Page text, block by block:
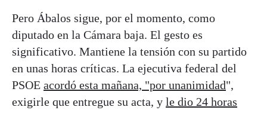
Pero Ábalos sigue, por el momento, como
diputado en la Cámara baja. El gesto es
significativo. Mantiene la tensión con su partido
en unas horas críticas. La ejecutiva federal del
PSOE acordó esta mañana, "por unanimidad",
exigirle que entregue su acta, y le dio 24 horas